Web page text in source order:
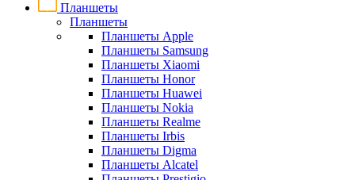
Планшеты
Планшеты
Планшеты Apple
Планшеты Samsung
Планшеты Xiaomi
Планшеты Honor
Планшеты Huawei
Планшеты Nokia
Планшеты Realme
Планшеты Irbis
Планшеты Digma
Планшеты Alcatel